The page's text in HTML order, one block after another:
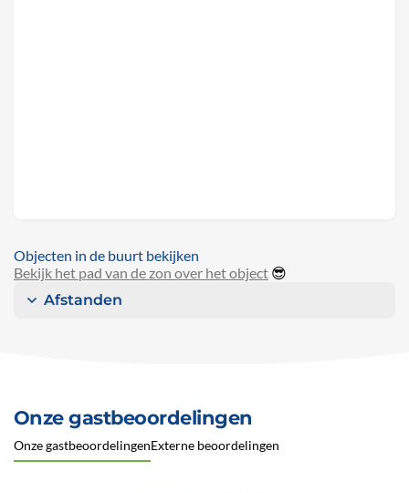
Objecten in de buurt bekijken
Bekijk het pad van de zon over het object 😎
Afstanden
Onze gastbeoordelingen
Onze gastbeoordelingenExterne beoordelingen